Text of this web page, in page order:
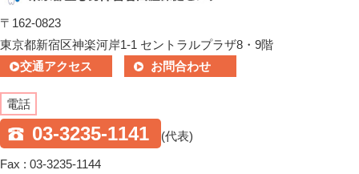
〒162-0823
東京都新宿区神楽河岸1-1 セントラルプラザ8・9階
交通アクセス
お問合わせ
電話
03-3235-1141 (代表)
Fax : 03-3235-1144